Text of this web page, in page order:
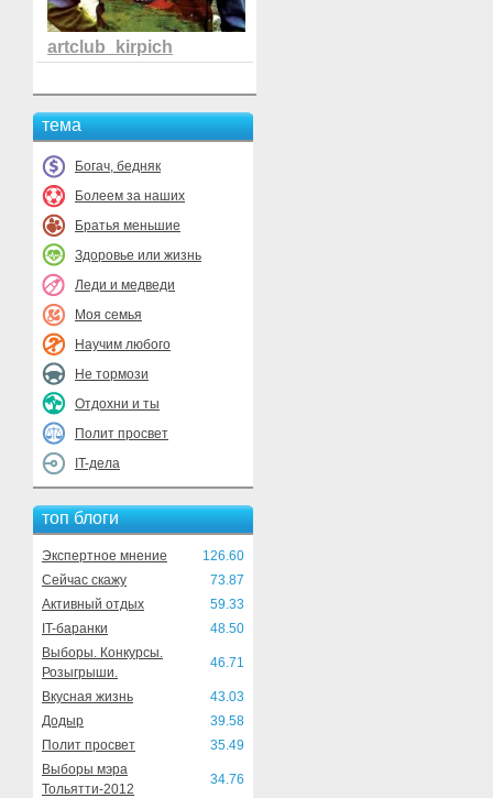
artclub_kirpich
тема
Богач, бедняк
Болеем за наших
Братья меньшие
Здоровье или жизнь
Леди и медведи
Моя семья
Научим любого
Не тормози
Отдохни и ты
Полит просвет
IT-дела
топ блоги
Экспертное мнение
126.60
Сейчас скажу
73.87
Активный отдых
59.33
IT-баранки
48.50
Выборы. Конкурсы.
Розыгрыши.
46.71
Вкусная жизнь
43.03
Додыр
39.58
Полит просвет
35.49
Выборы мэра
Тольятти-2012
34.76